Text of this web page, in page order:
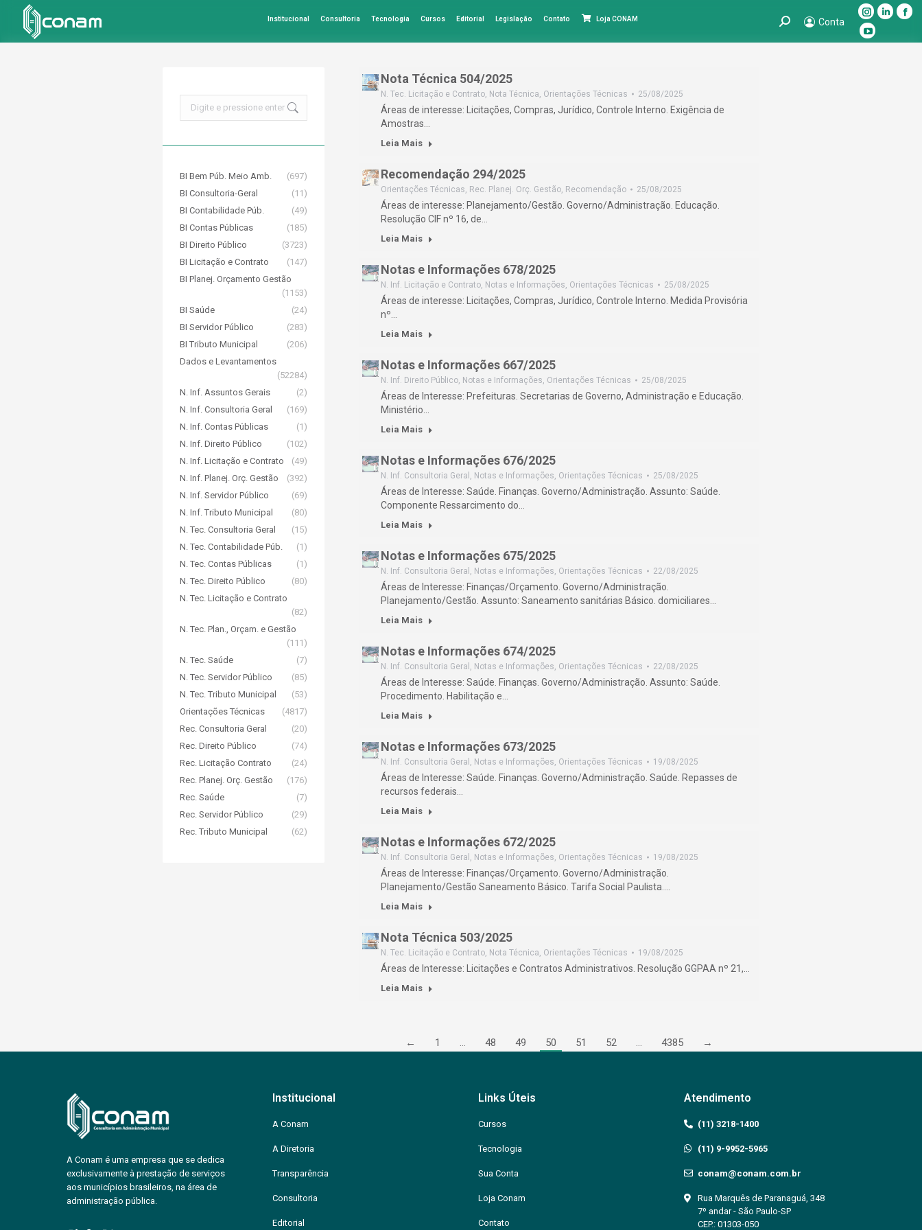
Institucional Consultoria Tecnologia Cursos Editorial Legislação Contato Loja CONAM Search: Conta
Instagram
page
Linkedin
YouTube
Nota Técnica 504/2025
N. Tec. Licitação e Contrato, Nota Técnica, Orientações Técnicas 25/08/2025
Áreas de interesse: Licitações, Compras, Jurídico, Controle Interno. Exigência de
Amostras…
Leia Mais
Recomendação 294/2025
Orientações Técnicas, Rec. Planej. Orç. Gestão, Recomendação 25/08/2025
Áreas de interesse: Planejamento/Gestão. Governo/Administração. Educação.
Resolução CIF nº 16, de…
Leia Mais
Notas e Informações 678/2025
N. Inf. Licitação e Contrato, Notas e Informações, Orientações Técnicas 25/08/2025
Áreas de interesse: Licitações, Compras, Jurídico, Controle Interno. Medida Provisória
nº…
Leia Mais
Notas e Informações 667/2025
N. Inf. Direito Público, Notas e Informações, Orientações Técnicas 25/08/2025
Áreas de Interesse: Prefeituras. Secretarias de Governo, Administração e Educação.
Ministério…
Leia Mais
Notas e Informações 676/2025
N. Inf. Consultoria Geral , Notas e Informações, Orientações Técnicas 25/08/2025
Áreas de Interesse: Saúde. Finanças. Governo/Administração. Assunto: Saúde.
Componente Ressarcimento do…
Leia Mais
Notas e Informações 675/2025
N. Inf. Consultoria Geral , Notas e Informações, Orientações Técnicas 22/08/2025
Áreas de Interesse: Finanças/Orçamento. Governo/Administração.
Planejamento/Gestão. Assunto: Saneamento sanitárias Básico. domiciliares…
Leia Mais
Notas e Informações 674/2025
N. Inf. Consultoria Geral , Notas e Informações, Orientações Técnicas 22/08/2025
Áreas de Interesse: Saúde. Finanças. Governo/Administração. Assunto: Saúde.
Procedimento. Habilitação e…
Leia Mais
Notas e Informações 673/2025
N. Inf. Consultoria Geral , Notas e Informações, Orientações Técnicas 19/08/2025
Áreas de Interesse: Saúde. Finanças. Governo/Administração. Saúde. Repasses de
recursos federais…
Leia Mais
Notas e Informações 672/2025
N. Inf. Consultoria Geral , Notas e Informações, Orientações Técnicas 19/08/2025
Áreas de Interesse: Finanças/Orçamento. Governo/Administração.
Planejamento/Gestão Saneamento Básico. Tarifa Social Paulista.…
Leia Mais
Nota Técnica 503/2025
N. Tec. Licitação e Contrato, Nota Técnica, Orientações Técnicas 19/08/2025
Áreas de Interesse: Licitações e Contratos Administrativos. Resolução GGPAA nº 21,…
Leia Mais
← 1 … 48 49 50 51 52 … 4385 →
BI Bem Púb. Meio Amb.
(697)
BI Consultoria-Geral
(11)
BI Contabilidade Púb.
(49)
BI Contas Públicas
(185)
BI Direito Público
(3723)
BI Licitação e Contrato
(147)
BI Planej. Orçamento Gestão
(1153)
BI Saúde
(24)
BI Servidor Público
(283)
BI Tributo Municipal
(206)
Dados e Levantamentos
(52284)
N. Inf. Assuntos Gerais
(2)
N. Inf. Consultoria Geral
(169)
N. Inf. Contas Públicas
(1)
N. Inf. Direito Público
(102)
N. Inf. Licitação e Contrato
(49)
N. Inf. Planej. Orç. Gestão
(392)
N. Inf. Servidor Público
(69)
N. Inf. Tributo Municipal
(80)
N. Tec. Consultoria Geral
(15)
N. Tec. Contabilidade Púb.
(1)
N. Tec. Contas Públicas
(1)
N. Tec. Direito Público
(80)
N. Tec. Licitação e Contrato
(82)
N. Tec. Plan., Orçam. e Gestão
(111)
N. Tec. Saúde
(7)
N. Tec. Servidor Público
(85)
N. Tec. Tributo Municipal
(53)
Orientações Técnicas
(4817)
Rec. Consultoria Geral
(20)
Rec. Direito Público
(74)
Rec. Licitação Contrato
(24)
Rec. Planej. Orç. Gestão
(176)
Rec. Saúde
(7)
Rec. Servidor Público
(29)
Rec. Tributo Municipal
(62)
A Conam é uma empresa que se dedica
exclusivamente à prestação de serviços
aos municípios brasileiros, na área de
administração pública.
Institucional
A Conam
A Diretoria
Transparência
Consultoria
Editorial
Links Úteis
Cursos
Tecnologia
Sua Conta
Loja Conam
Contato
Atendimento
(11) 3218-1400
(11) 9-9952-5965
conam@conam.com.br
Rua Marquês de Paranaguá, 348
7º andar - São Paulo-SP
CEP.: 01303-050